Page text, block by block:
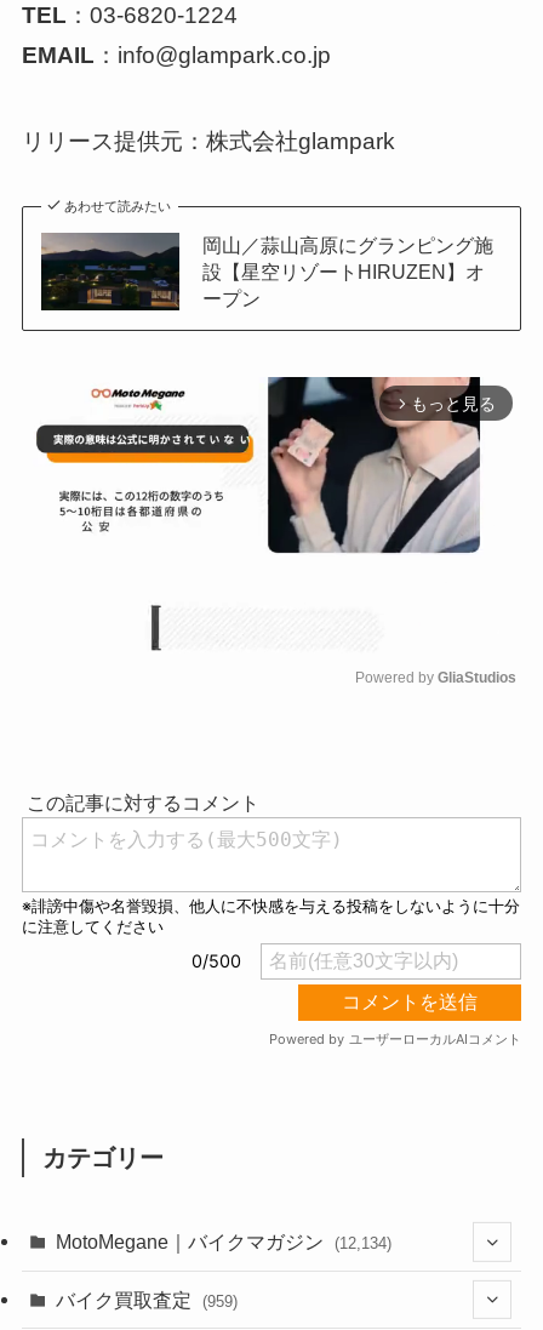
TEL ：03-6820-1224
EMAIL ：info@glampark.co.jp
リリース提供元：株式会社glampark
あわせて読みたい
岡山／蒜山高原にグランピング施
設【星空リゾートHIRUZEN】オ
ープン
arrow_forward_ios もっと見る
Powered by GliaStudios
カテゴリー
MotoMegane｜バイクマガジン (12,134)
バイク買取査定 (959)